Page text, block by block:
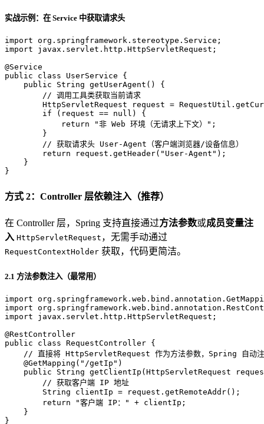
实战示例：在 Service 中获取请求头
import
import javax.servlet.http.HttpServletRequest;
@Service
public
class UserService {
public String getUserAgent ()
{
// 调用工具类获取当前请求
HttpServletRequest
request =
if (request == null ) {
return
"非 Web 环境（无请求上下文）" ;
        }
// 获取请求头 User-Agent（客户端浏览器/设备信息）
return request.getHeader( "User-Agent" );
    }
}
方式 2：Controller 层依赖注入（推荐）
在 Controller 层，Spring 支持直接通过方法参数或成员变量注
入 HttpServletRequest ，无需手动通过
RequestContextHolder 获取，代码更简洁。
2.1 方法参数注入（最常用）
import
import
import javax.servlet.http.HttpServletRequest;
@RestController
public
class RequestController {
// 直接将 HttpServletRequest 作为方法参数，Spring 自动
@GetMapping("/getIp")
public String getClientIp (HttpServletRequest
// 获取客户端 IP 地址
String
clientIp = request.getRemoteAddr();
return
"客户端 IP："
+ clientIp;
    }
}